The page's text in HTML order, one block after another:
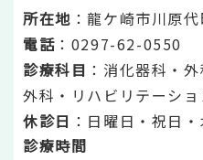
所在地 ：龍ケ崎市川原
電話 ：0297-62-0550
診療科目 ：消化器科・
外科・リハビリテーシ
休診日 ：日曜日・祝日
診療時間